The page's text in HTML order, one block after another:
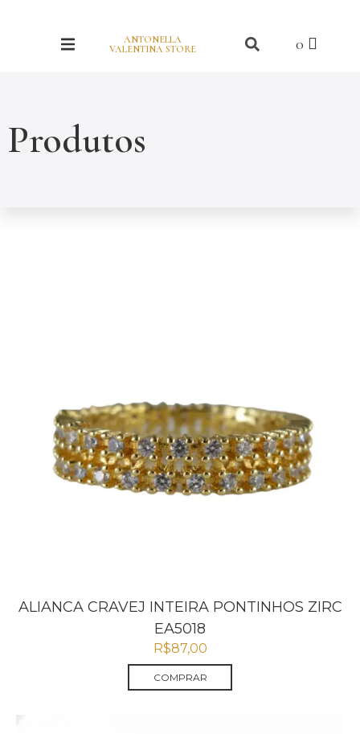
ANTONELLA
VALENTINA STORE
Produtos
ALIANCA CRAVEJ INTEIRA PONTINHOS ZIRC
EA5018
R$87,00
COMPRAR